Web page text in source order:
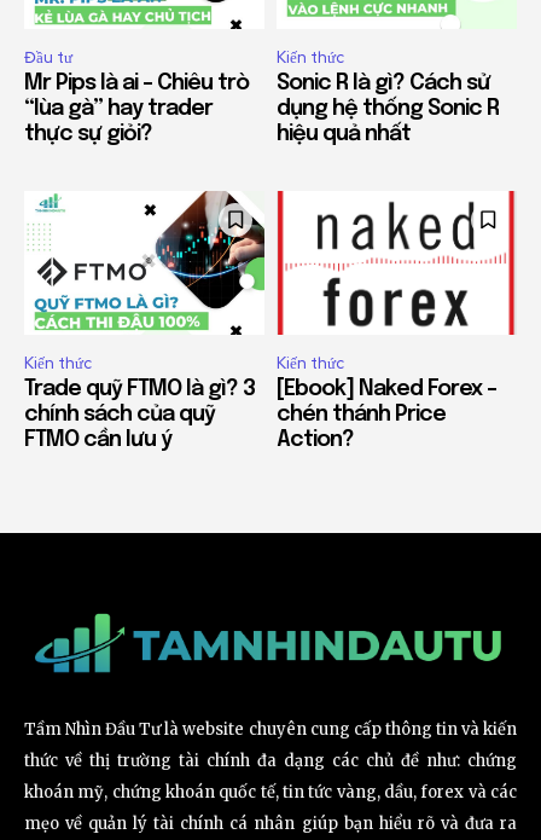
Đầu tư
Mr Pips là ai – Chiêu trò
“lùa gà” hay trader
thực sự giỏi?
Kiến thức
Sonic R là gì? Cách sử
dụng hệ thống Sonic R
hiệu quả nhất
Kiến thức
Trade quỹ FTMO là gì? 3
chính sách của quỹ
FTMO cần lưu ý
Kiến thức
[Ebook] Naked Forex –
chén thánh Price
Action?
Tầm Nhìn Đầu Tư là website chuyên cung cấp thông tin và kiến
thức về thị trường tài chính đa dạng các chủ đề như: chứng
khoán mỹ, chứng khoán quốc tế, tin tức vàng, dầu, forex và các
mẹo về quản lý tài chính cá nhân giúp bạn hiểu rõ và đưa ra